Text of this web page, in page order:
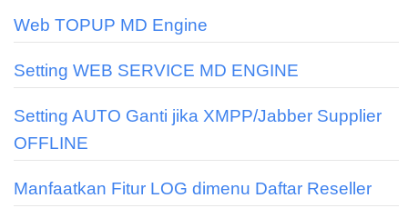
Web TOPUP MD Engine
Setting WEB SERVICE MD ENGINE
Setting AUTO Ganti jika XMPP/Jabber Supplier
OFFLINE
Manfaatkan Fitur LOG dimenu Daftar Reseller